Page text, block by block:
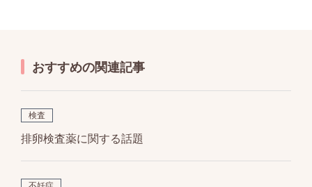
b
o
o
k
おすすめの関連記事
検査
排卵検査薬に関する話題
不妊症